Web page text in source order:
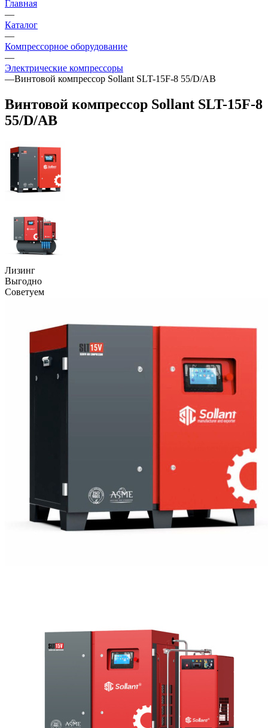
Главная
—
Каталог
—
Компрессорное оборудование
—
Электрические компрессоры
—Винтовой компрессор Sollant SLT-15F-8 55/D/AB
Винтовой компрессор Sollant SLT-15F-8
55/D/AB
Лизинг
Выгодно
Советуем